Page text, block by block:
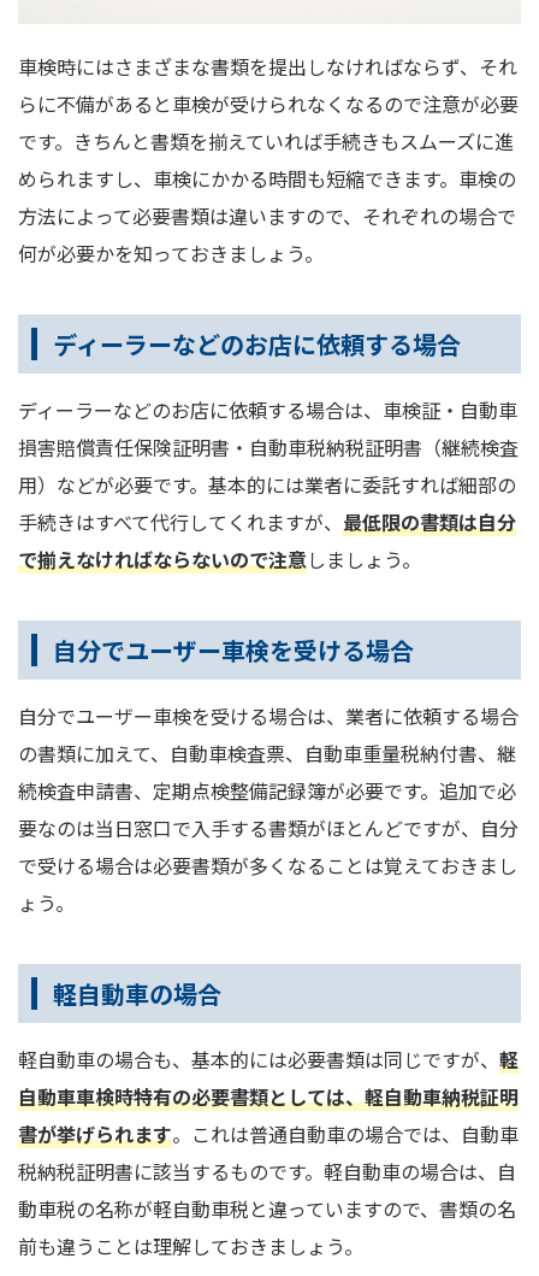
車検時にはさまざまな書類を提出しなければならず、それ
らに不備があると車検が受けられなくなるので注意が必要
です。きちんと書類を揃えていれば手続きもスムーズに進
められますし、車検にかかる時間も短縮できます。車検の
方法によって必要書類は違いますので、それぞれの場合で
何が必要かを知っておきましょう。
ディーラーなどのお店に依頼する場合
ディーラーなどのお店に依頼する場合は、車検証・自動車
損害賠償責任保険証明書・自動車税納税証明書（継続検査
用）などが必要です。基本的には業者に委託すれば細部の
手続きはすべて代行してくれますが、 最低限の書類は自分
で揃えなければならないので注意しましょう。
自分でユーザー車検を受ける場合
自分でユーザー車検を受ける場合は、業者に依頼する場合
の書類に加えて、自動車検査票、自動車重量税納付書、継
続検査申請書、定期点検整備記録簿が必要です。追加で必
要なのは当日窓口で入手する書類がほとんどですが、自分
で受ける場合は必要書類が多くなることは覚えておきまし
ょう。
軽自動車の場合
軽自動車の場合も、基本的には必要書類は同じですが、 軽
自動車車検時特有の必要書類としては、軽自動車納税証明
書が挙げられます。これは普通自動車の場合では、自動車
税納税証明書に該当するものです。軽自動車の場合は、自
動車税の名称が軽自動車税と違っていますので、書類の名
前も違うことは理解しておきましょう。